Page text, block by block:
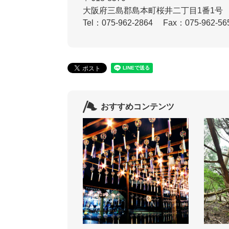
大阪府三島郡島本町桜井二丁目1番1号
Tel：075-962-2864
Fax：075-962-
おすすめコンテンツ